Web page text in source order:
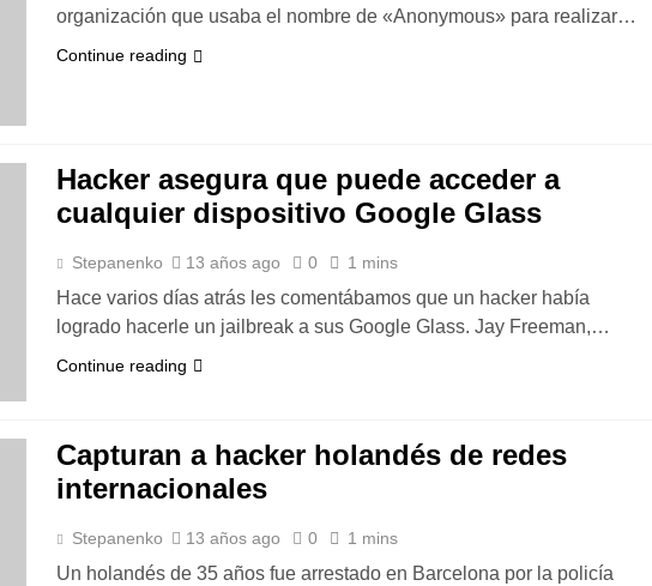
organización que usaba el nombre de «Anonymous» para realizar…
Continue reading
Hacker asegura que puede acceder a
cualquier dispositivo Google Glass
Stepanenko 13 años ago 0 1 mins
Hace varios días atrás les comentábamos que un hacker había
logrado hacerle un jailbreak a sus Google Glass. Jay Freeman,…
Continue reading
Capturan a hacker holandés de redes
internacionales
Stepanenko 13 años ago 0 1 mins
Un holandés de 35 años fue arrestado en Barcelona por la policía